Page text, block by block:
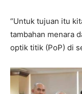
“Untuk tujuan itu
tambahan menara
optik titik (PoP) di